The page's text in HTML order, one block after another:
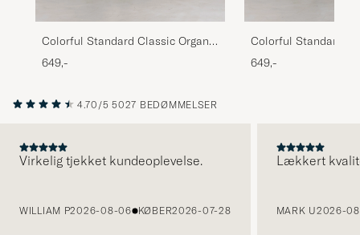
Colorful Standard Classic Organic
Oxford Button Down Shirt Lava
Grey
649,-
Colorful Standard
Oxford Button Down
Blue
649,-
4.70/5 5027 BEDØMMELSER
Virkelig tjekket kundeoplevelse.
WILLIAM P2026-08-06 KØBER2026-07-28
Lækkert
MARK U2026-